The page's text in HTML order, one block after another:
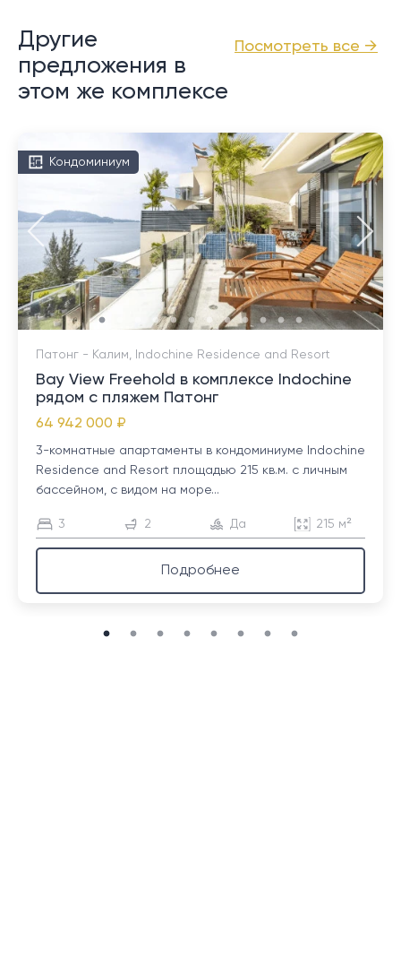
Посмотреть все →
Другие
предложения в
этом же комплексе
Кондоминиум
Патонг - Калим, Indochine Residence and Resort
Bay View Freehold в комплексе Indochine
рядом с пляжем Патонг
64 942 000 ₽
3-комнатные апартаменты в кондоминиуме Indochine
Residence and Resort площадью 215 кв.м. с личным
бассейном, с видом на море...
3 2 Да 215 м²
Подробнее